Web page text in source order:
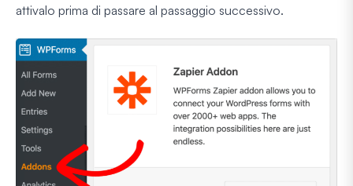
attivalo prima di passare al passaggio successivo.